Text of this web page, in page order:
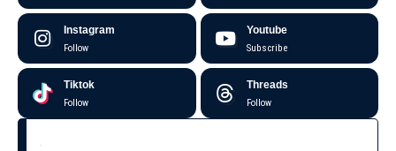
Instagram
Follow
Youtube
Subscribe
Tiktok
Follow
Threads
Follow